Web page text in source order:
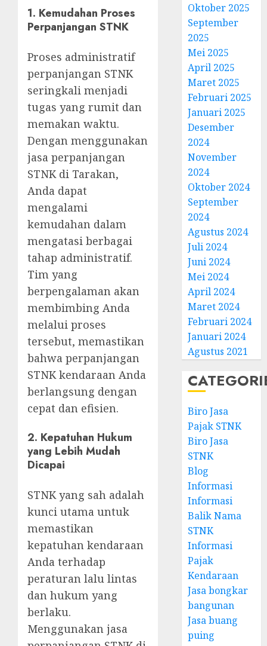
1. Kemudahan Proses
Perpanjangan STNK
Proses administratif
perpanjangan STNK
seringkali menjadi
tugas yang rumit dan
memakan waktu.
Dengan menggunakan
jasa perpanjangan
STNK di Tarakan,
Anda dapat
mengalami
kemudahan dalam
mengatasi berbagai
tahap administratif.
Tim yang
berpengalaman akan
membimbing Anda
melalui proses
tersebut, memastikan
bahwa perpanjangan
STNK kendaraan Anda
berlangsung dengan
cepat dan efisien.
2. Kepatuhan Hukum
yang Lebih Mudah
Dicapai
STNK yang sah adalah
kunci utama untuk
memastikan
kepatuhan kendaraan
Anda terhadap
peraturan lalu lintas
dan hukum yang
berlaku.
Menggunakan jasa
Oktober 2025
September
2025
Mei 2025
April 2025
Maret 2025
Februari 2025
Januari 2025
Desember
2024
November
2024
Oktober 2024
September
2024
Agustus 2024
Juli 2024
Juni 2024
Mei 2024
April 2024
Maret 2024
Februari 2024
Januari 2024
Agustus 2021
Biro Jasa
Pajak STNK
Biro Jasa
STNK
Blog
Informasi
Informasi
Balik Nama
STNK
Informasi
Pajak
Kendaraan
Jasa bongkar
bangunan
Jasa buang
puing